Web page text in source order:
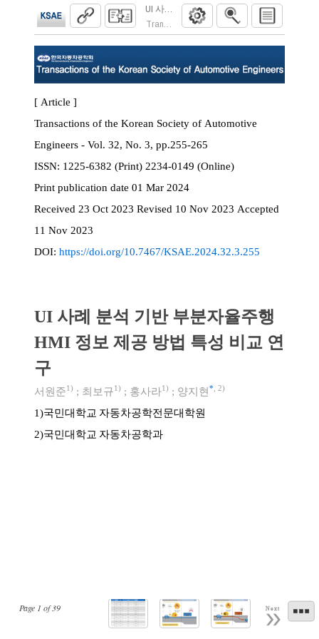
UI 사례 분석 기반 부분자율주행 HMI 정보
Transactions of the Korean Society of
Page 1 of39 Next
[ Article ]
Transactions of the Korean Society of Automotive
Engineers - Vol. 32, No. 3, pp.255-265
ISSN:
1225-6382 (Print) 2234-0149 (Online)
Print publication date 01 Mar 2024
Received 23 Oct 2023 Revised 10 Nov 2023 Accepted
11 Nov 2023
DOI: https://doi.org/10.7467/KSAE.2024.32.3.255
UI 사례 분석 기반 부분자율주행
HMI 정보 제공 방법 특성 비교 연
구
서원준1) ; 최보규1) ; 홍사라1) ; 양지현* 2)
1)국민대학교 자동차공학전문대학원
2)국민대학교 자동차공학과